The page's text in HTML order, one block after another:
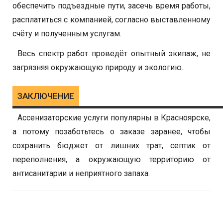
обеспечить подъездные пути, засечь время работы,
расплатиться с компанией, согласно выставленному
счёту и полученным услугам.
Весь спектр работ проведёт опытный экипаж, не
загрязняя окружающую природу и экологию.
ЗАКЛЮЧЕНИЕ
Ассенизаторские услуги популярны в Красноярске,
а потому позаботьтесь о заказе заранее, чтобы
сохранить бюджет от лишних трат, септик от
переполнения, а окружающую территорию от
антисанитарии и неприятного запаха.